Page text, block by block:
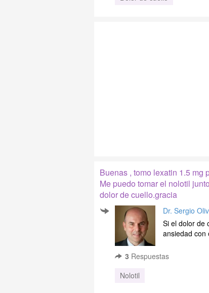
Buenas , tomo lexatin 1.5 mg
Me puedo tomar el nolotil
dolor de cuello.gracia
Dr. Sergio
Si el dolor de
ansiedad con
3 Respuestas
Nolotil